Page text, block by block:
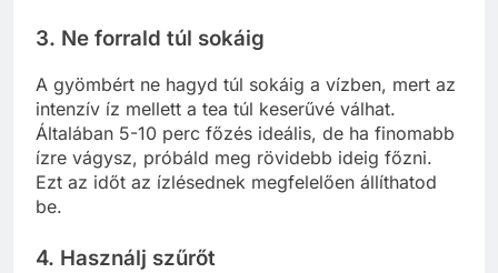
3. Ne forrald túl sokáig
A gyömbért ne hagyd túl sokáig a vízben, mert az
intenzív íz mellett a tea túl keserűvé válhat.
Általában 5-10 perc főzés ideális, de ha finomabb
ízre vágysz, próbáld meg rövidebb ideig főzni.
Ezt az időt az ízlésednek megfelelően állíthatod
be.
4. Használj szűrőt